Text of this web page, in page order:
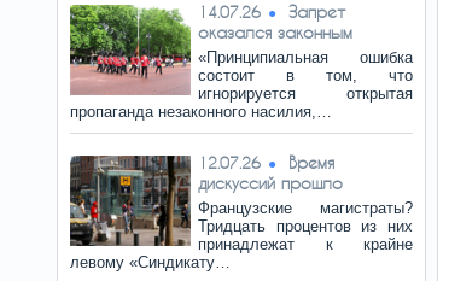
14.07.26
Запрет
оказался законным
«Принципиальная ошибка
состоит в том, что
игнорируется открытая
пропаганда незаконного насилия,…
12.07.26
Время
дискуссий прошло
Французские магистраты?
Тридцать процентов из них
принадлежат к крайне
левому «Синдикату…